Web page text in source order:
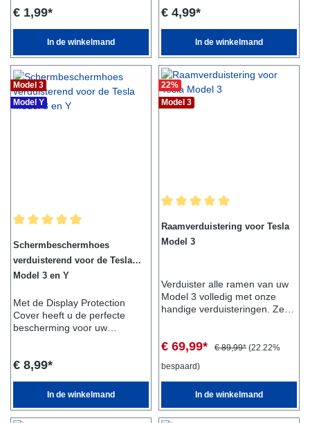
plakken en op elk moment te
of dicht wilt hebben.
€ 1,99*
In de winkelmand
ophangen in uw Tesla Model
de reeds aanwezige
- 1x Kofferhaak voor de Tesla
Model 3Geschikt voor:- Tesla
Model 3
€ 4,99*
In de winkelmand
Model 3
Model Y
Gemiddelde waardering van 5 van 5 sterren
Schermbeschermhoes
verduisterend voor de Tesla
Model 3 en Y
Met de Display Protection
Cover heeft u de perfecte
bescherming voor uw
tegelijkertijd, zodat u het 's
houden.Perfect voor een
€ 8,99*
In de winkelmand
22%
Model 3
Raamverduistering voor Tesla
Model 3
Verduister alle ramen van uw
Model 3 volledig met onze
handige verduisteringen. Ze
Perfect voor een
Tesla!Leveringsomvang:- 1x
set verduisteringen voor alle
ramenGeschikt voor:- Tesla
Model 3
€ 69,99* € 89,99* (22.22%
bespaard)
In de winkelmand